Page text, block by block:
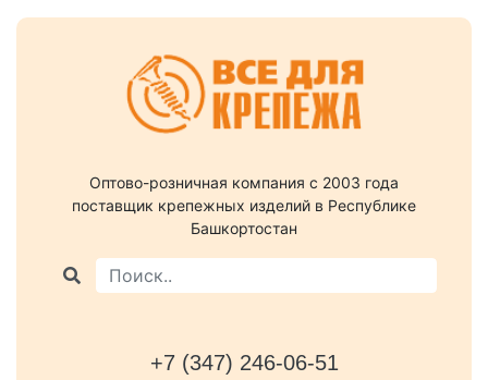
Оптово-розничная компания c 2003 года
поставщик крепежных изделий в Республике
Башкортостан
+7 (347) 246-06-51